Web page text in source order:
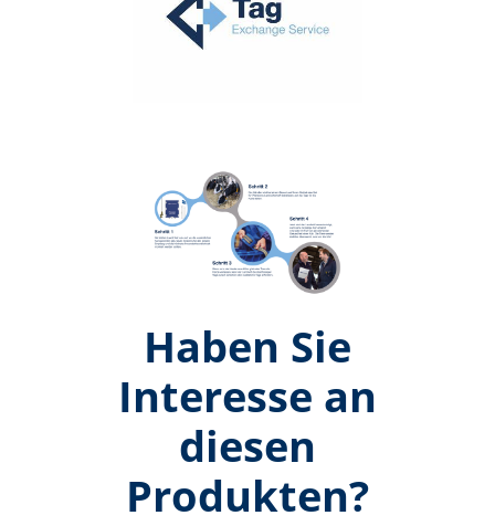
Haben Sie
Interesse an
diesen
Produkten?